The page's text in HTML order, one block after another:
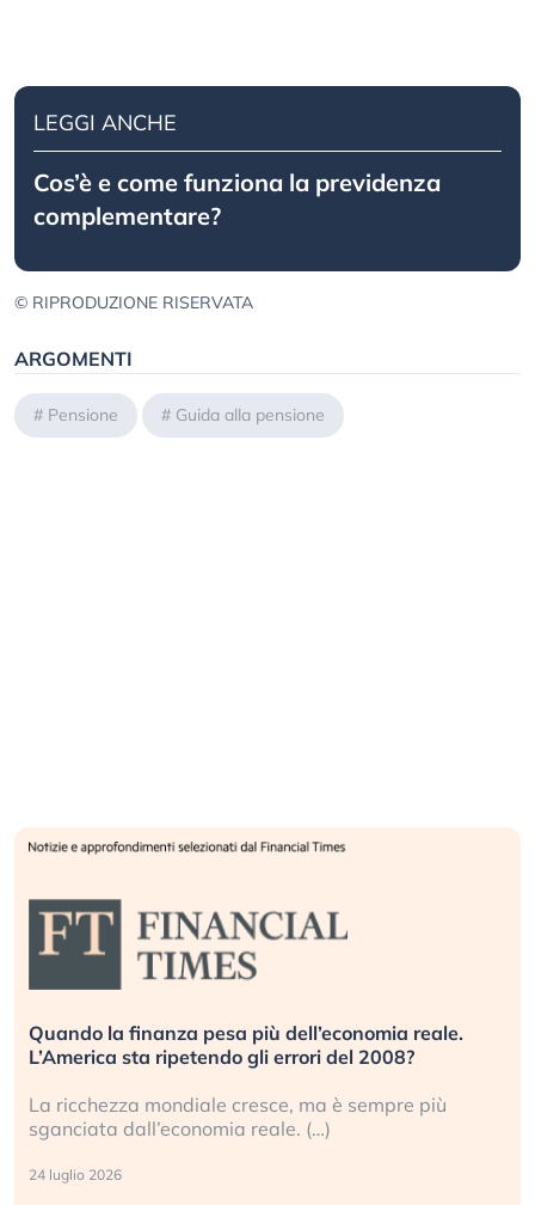
LEGGI ANCHE
Cos’è e come funziona la previdenza
complementare?
© RIPRODUZIONE RISERVATA
ARGOMENTI
# Pensione # Guida alla pensione
Russia e Cina pronti a spegnere Starlink. Gli
investitori stanno sottovalutando il rischio?
Gli investitori tech continuano a ignorare il rischio
geopolitico: il (…)
17 luglio 2026